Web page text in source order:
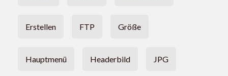
Erstellen FTP Größe
Hauptmenü Headerbild JPG